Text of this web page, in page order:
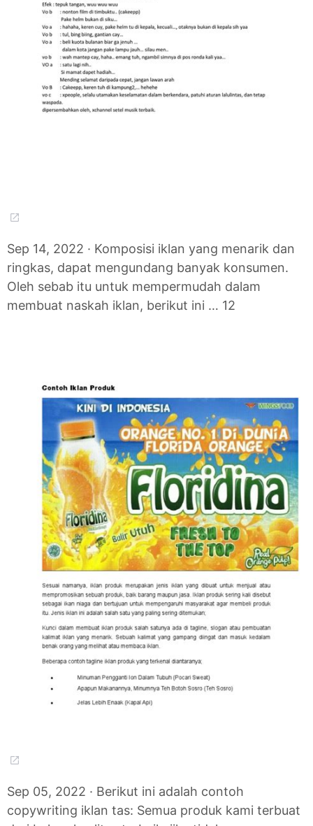
Sep 14, 2022 · Komposisi iklan yang menarik dan
ringkas, dapat mengundang banyak konsumen.
Oleh sebab itu untuk mempermudah dalam
membuat naskah iklan, berikut ini … 12
Sep 05, 2022 · Berikut ini adalah contoh
copywriting iklan tas: Semua produk kami terbuat